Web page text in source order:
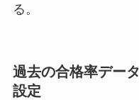
る。
過去の合格率デー
設定